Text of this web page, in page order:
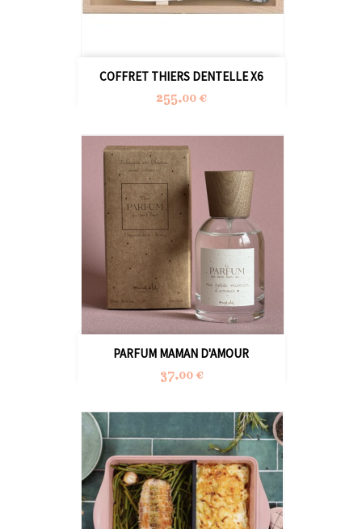
COFFRET THIERS DENTELLE X6
Prix
255,00 €
PARFUM MAMAN D'AMOUR
Prix
37,00 €